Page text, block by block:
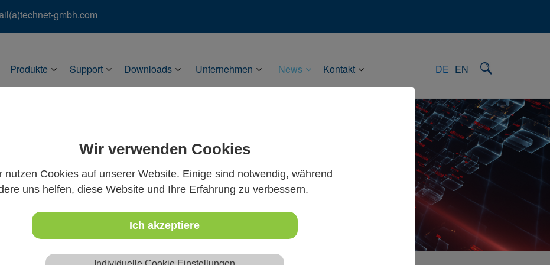
Wir verwenden Cookies
nutzen Cookies auf unserer Website. Einige sind notwendig, während
uns helfen, diese Website und Ihre Erfahrung zu verbessern.
Ich akzeptiere
gmbh.com
DE EN
Produkte Support Downloads Unternehmen News Kontakt